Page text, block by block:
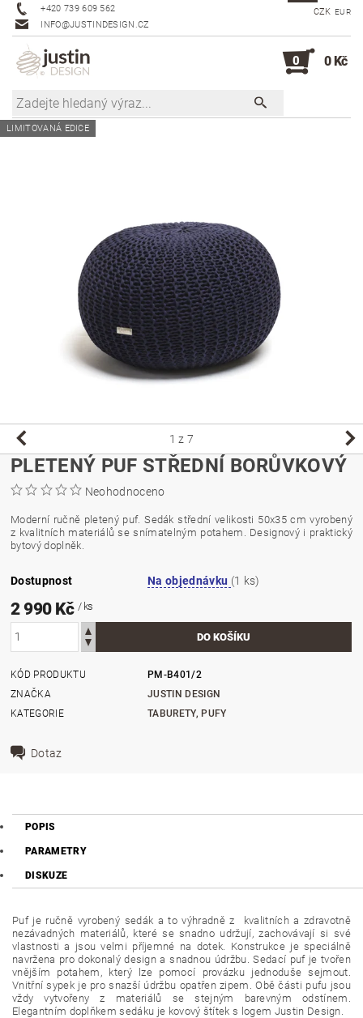
+420 739 609 562
INFO@JUSTINDESIGN.CZ
CZK EUR
0 0 Kč
LIMITOVANÁ EDICE
1 z 7
PLETENÝ PUF STŘEDNÍ BORŮVKOVÝ
Neohodnoceno
Moderní ručně pletený puf. Sedák střední velikosti 50x35 cm vyrobený
z kvalitních materiálů se snímatelným potahem. Designový i praktický
bytový doplněk.
Dostupnost Na objednávku (1 ks)
2 990 Kč / ks
KÓD PRODUKTU
PM-B401/2
ZNAČKA
JUSTIN DESIGN
KATEGORIE
TABURETY, PUFY
Dotaz
POPIS
PARAMETRY
DISKUZE
Puf je ručně vyrobený sedák a to výhradně z kvalitních a zdravotně
nezávadných materiálů, které se snadno udržují, zachovávají si své
vlastnosti a jsou velmi příjemné na dotek. Konstrukce je speciálně
navržena pro dokonalý design a snadnou údržbu. Sedací puf je tvořen
vnějším potahem, který lze pomocí provázku jednoduše sejmout.
Vnitřní sypek je pro snazší údržbu opatřen zipem. Obě části pufu jsou
vždy vytvořeny z materiálů se stejným barevným odstínem.
Elegantním doplňkem sedáku je kovový štítek s logem Justin Design.